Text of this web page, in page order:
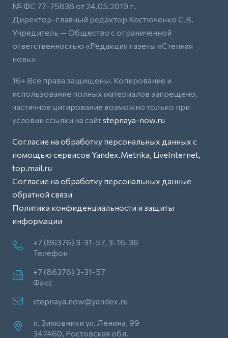
№ ФС 77-75838 от 24.05.2019 г.
Директор-главный редактор Костюченко С.В.
Учредитель — Общество с ограниченной
ответственностью «Редакция газеты «Степная
новь»
16+ Все права защищены. Копирование и
использование полных материалов запрещено,
частичное цитирование возможно только при
условии ссылки на сайтstepnaya-now.ru
Согласие на обработку персональных данных с
помощью сервисов Yandex.Metrika, LiveInternet,
top.mail.ru
Согласие на обработку персональных данные
обратной связи
Политика конфиденциальности и защиты
информации
+7 (86376) 3-31-57, 3-16-36
Телефон
+7 (86376) 3-31-57
Факс
stepnaya.now@yandex.ru
п. Зимовники ул. Ленина, 99
347460, Ростовская обл.